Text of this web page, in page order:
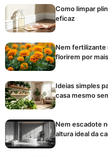
Como limpar
eficaz
Nem fertilizante
florirem por
Ideias simples
casa mesmo
Nem escadote
altura ideal da